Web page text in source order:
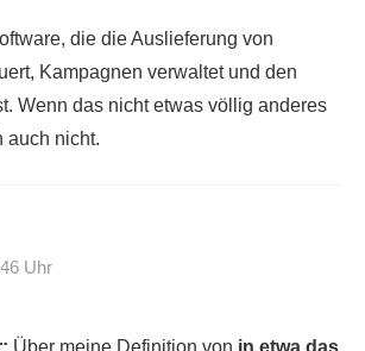
die die Auslieferung von
Kampagnen verwaltet und den
Wenn das nicht etwas völlig anderes
auch nicht.
Uhr